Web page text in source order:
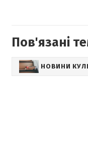
Пов'язані
НОВИНИ